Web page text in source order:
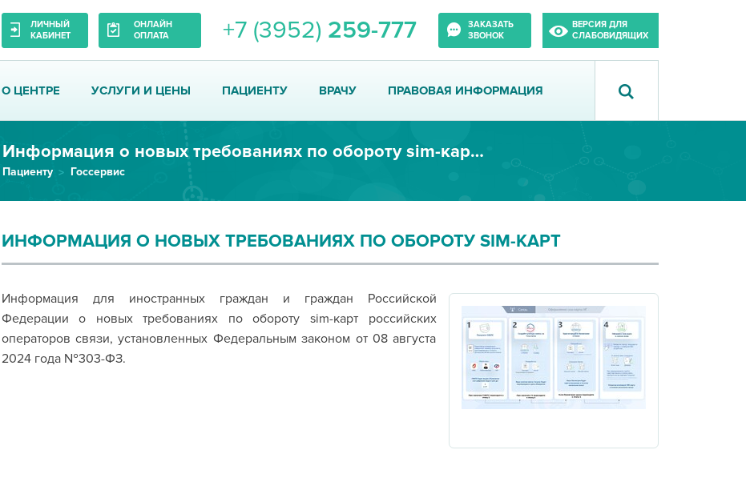
ЛИЧНЫЙ
КАБИНЕТ
ОНЛАЙН
ОПЛАТА
+7 (3952) 259-777
ЗАКАЗАТЬ
ЗВОНОК
ВЕРСИЯ ДЛЯ
СЛАБОВИДЯЩИХ
О ЦЕНТРЕ УСЛУГИ И ЦЕНЫ ПАЦИЕНТУ ВРАЧУ ПРАВОВАЯ ИНФОРМАЦИЯ
Информация о новых требованиях по обороту sim-карт российских операторов связи
Пациенту Госсервис
ИНФОРМАЦИЯ О НОВЫХ ТРЕБОВАНИЯХ ПО ОБОРОТУ SIM-КАРТ
Информация для иностранных граждан и граждан Российской
Федерации о новых требованиях по обороту sim-карт российских
операторов связи, установленных Федеральным законом от 08 августа
2024 года №303-ФЗ.